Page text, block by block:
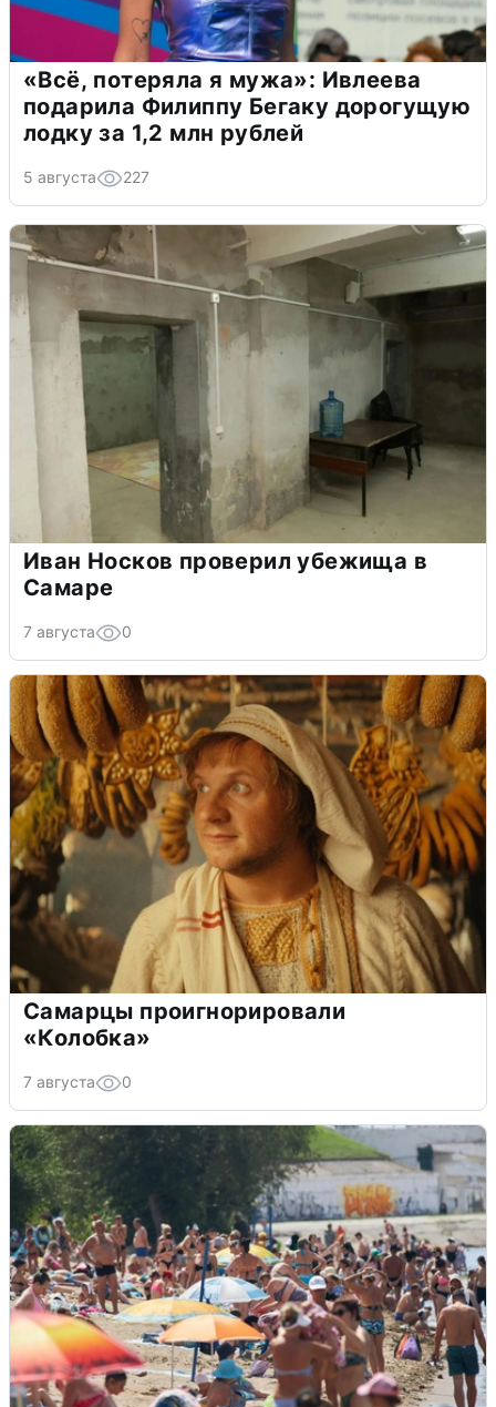
«Всё, потеряла я мужа»: Ивлеева
подарила Филиппу Бегаку дорогущую
лодку за 1,2 млн рублей
5 августа 227
Иван Носков проверил убежища в
Самаре
7 августа 0
Самарцы проигнорировали
«Колобка»
7 августа 0